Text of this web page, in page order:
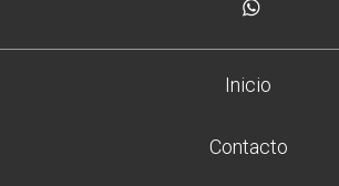
Inicio
Contacto